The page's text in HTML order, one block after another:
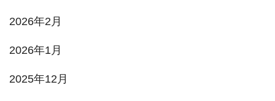
2026年2月
2026年1月
2025年12月